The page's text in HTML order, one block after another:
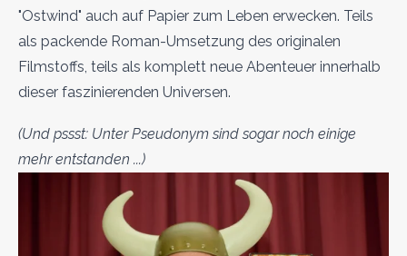
"Ostwind" auch auf Papier zum Leben erwecken. Teils
als packende Roman-Umsetzung des originalen
Filmstoffs, teils als komplett neue Abenteuer innerhalb
dieser faszinierenden Universen.
(Und pssst: Unter Pseudonym sind sogar noch einige
mehr entstanden ...)